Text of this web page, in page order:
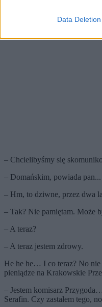
Data Deletion
– Chcielibyśmy się
– Domańskim, powiada
– Hm, to dziwne, przez dwa
– Tak? Nie pamiętam. Może
– A teraz?
– A teraz jestem zdrowy.
He he he… I co teraz? No
pieniądze na Krakowskie
– Jestem komisarz
Serafin. Czy zastałem tego,